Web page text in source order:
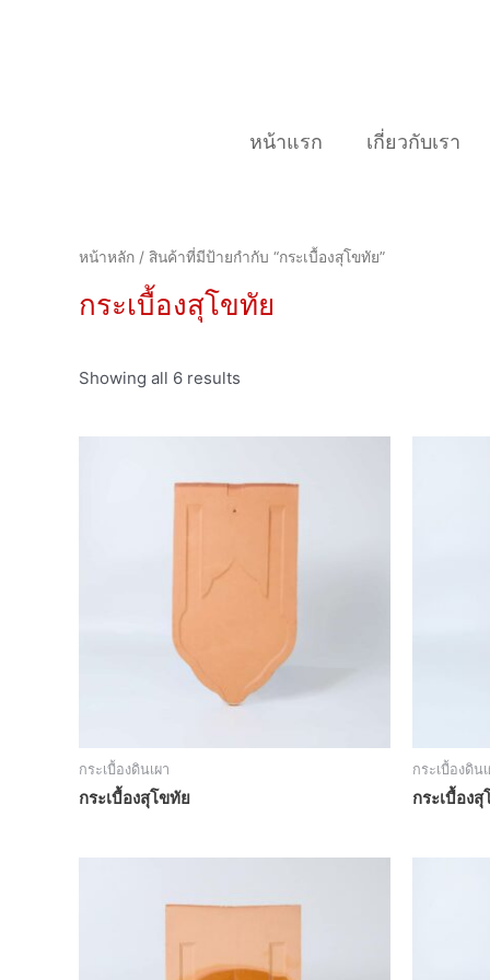
หน้าแรก เกี่ยวกับเรา
หน้าหลัก / สินค้าที่มีป้ายกำกับ “กระเบื้องสุโขทัย”
กระเบื้องสุโขทัย
Showing all 6 results
กระเบื้องดินเผา
กระเบื้องสุโขทัย
กระเบื้องดิน
กระเบื้อง